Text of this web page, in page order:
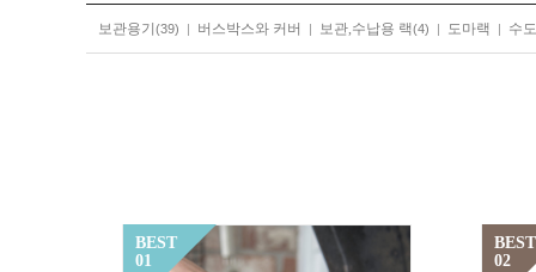
보관용기 (39) 버스박스와 커버 보관,수납용 랙(4) 도마랙 수
BEST
01
BEST
02